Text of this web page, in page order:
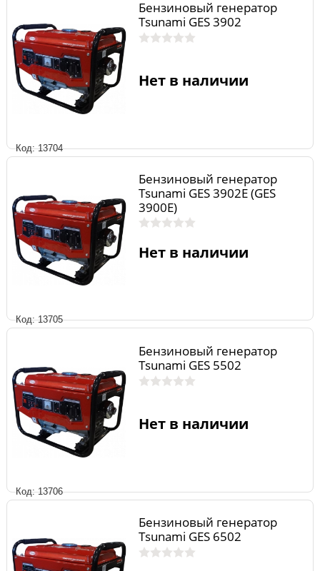
Код: 13704
Бензиновый генератор
Tsunami GES 3902
Нет в наличии
Код: 13705
Бензиновый генератор
Tsunami GES 3902E (GES
3900Е)
Нет в наличии
Код: 13706
Бензиновый генератор
Tsunami GES 5502
Нет в наличии
Бензиновый генератор
Tsunami GES 6502